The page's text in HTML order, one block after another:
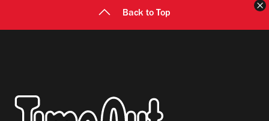
Back to Top